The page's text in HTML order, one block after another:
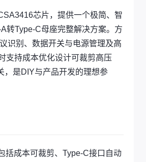
芯片，提供一个极简、智
转Type-C母座完整解决方案。方
识别、数据开关与电源管理及高
支持成本优化设计可裁剪高压
，是DIY与产品开发的理想参
括成本可裁剪、Type-C接口自动